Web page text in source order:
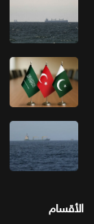
الأقسام